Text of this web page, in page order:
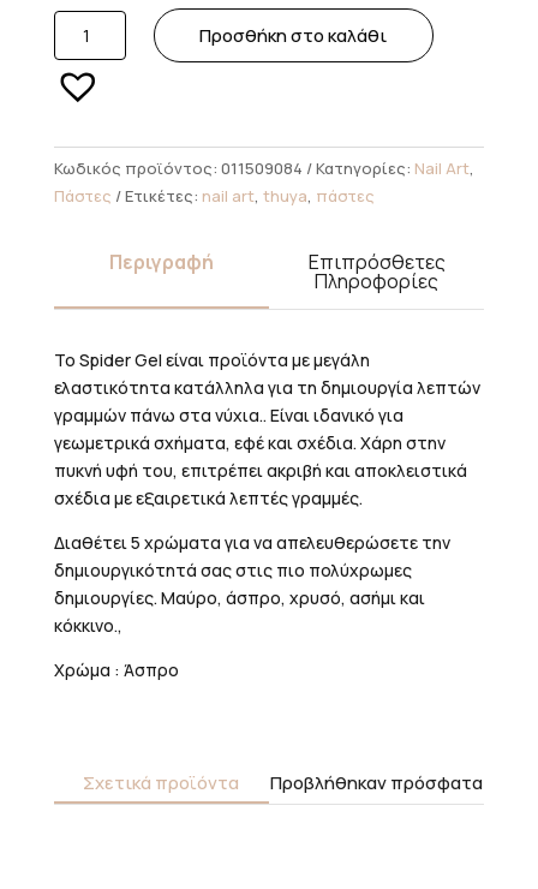
Spider
Gel
Paint
5ml
ποσότητα
Προσθήκη στο καλάθι
Κωδικός προϊόντος: 011509084 Κατηγορίες: Nail Art,
Πάστες
Ετικέτες: nail art, thuya, πάστες
Περιγραφή Επιπρόσθετες
Πληροφορίες
Το Spider Gel είναι προϊόντα με μεγάλη
ελαστικότητα κατάλληλα για τη δημιουργία λεπτών
γραμμών πάνω στα νύχια.. Είναι ιδανικό για
γεωμετρικά σχήματα, εφέ και σχέδια. Χάρη στην
πυκνή υφή του, επιτρέπει ακριβή και αποκλειστικά
σχέδια με εξαιρετικά λεπτές γραμμές.
Διαθέτει 5 χρώματα για να απελευθερώσετε την
δημιουργικότητά σας στις πιο πολύχρωμες
δημιουργίες. Μαύρο, άσπρο, χρυσό, ασήμι και
κόκκινο.,
Χρώμα : Άσπρο
Σχετικά προϊόντα Προβλήθηκαν πρόσφατα